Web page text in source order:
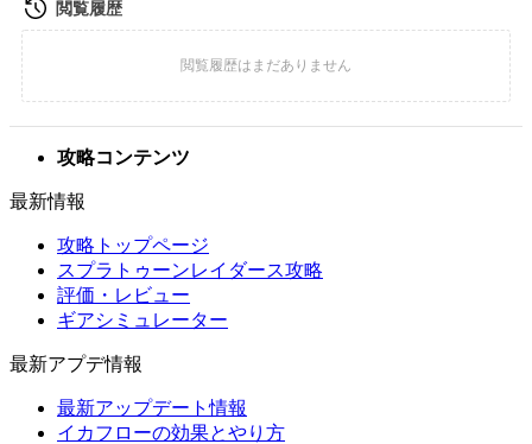
攻略コンテンツ
最新情報
攻略トップページ
スプラトゥーンレイダース攻略
評価・レビュー
ギアシミュレーター
最新アプデ情報
最新アップデート情報
イカフローの効果とやり方